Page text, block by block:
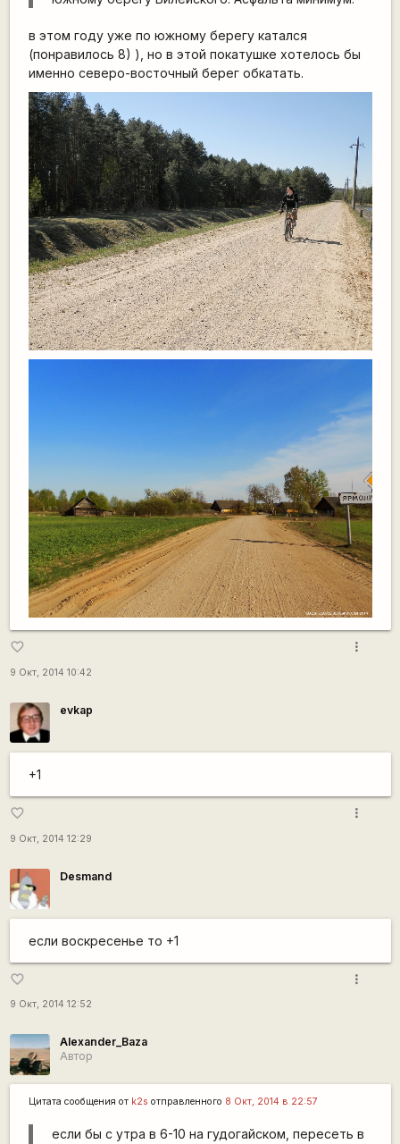
в этом году уже по южному берегу катался
(понравилось 8) ), но в этой покатушке хотелось бы
именно северо-восточный берег обкатать.
favorite_border
9 Окт, 2014 10:42
more_vert
evkap
+1
favorite_border
9 Окт, 2014 12:29
more_vert
Desmand
если воскресенье то +1
favorite_border
9 Окт, 2014 12:52
more_vert
Alexander_Baza
Автор
Цитата сообщения от k2s отправленного 8 Окт, 2014 в 22:57
если бы с утра в 6-10 на гудогайском, пересеть в